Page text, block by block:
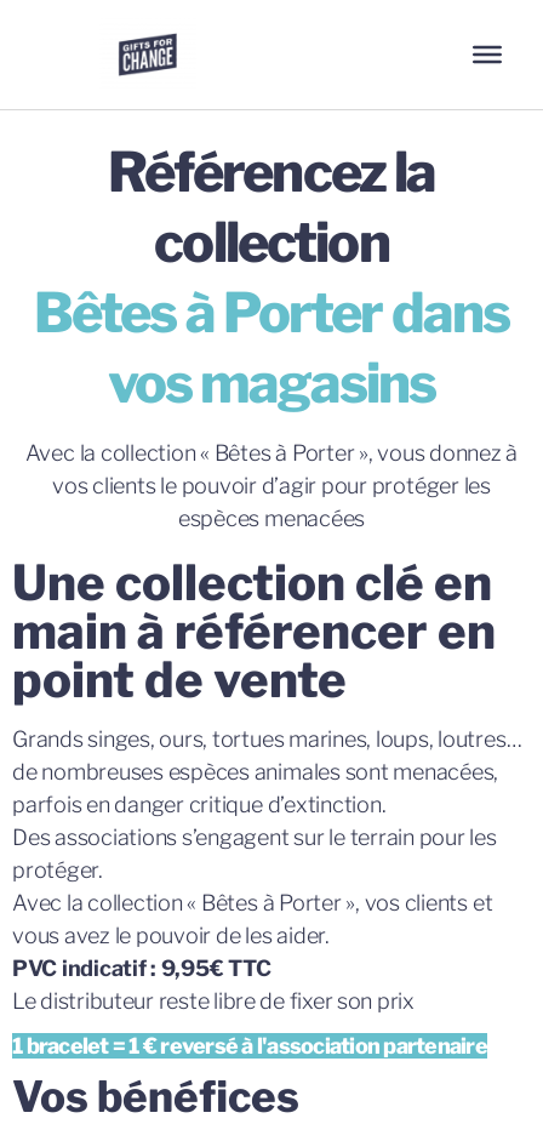
Référencez la
collection
Bêtes à Porter dans
vos magasins
Avec la collection « Bêtes à Porter », vous donnez à
vos clients le pouvoir d’agir pour protéger les
espèces menacées
Une collection clé en
main à référencer en
point de vente
Grands singes, ours, tortues marines, loups, loutres…
de nombreuses espèces animales sont menacées,
parfois en danger critique d’extinction.
Des associations s’engagent sur le terrain pour les
protéger.
Avec la collection « Bêtes à Porter », vos clients et
vous avez le pouvoir de les aider.
PVC indicatif : 9,95€ TTC
Le distributeur reste libre de fixer son prix
1 bracelet = 1 € reversé à l'association partenaire
Vos bénéfices